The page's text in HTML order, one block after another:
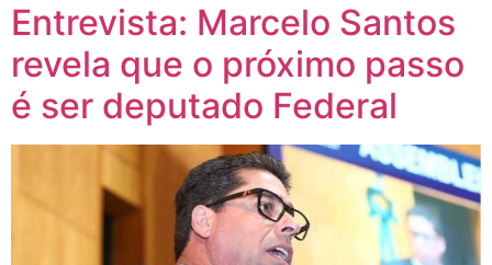
Entrevista: Marcelo Santos
revela que o próximo passo
é ser deputado Federal